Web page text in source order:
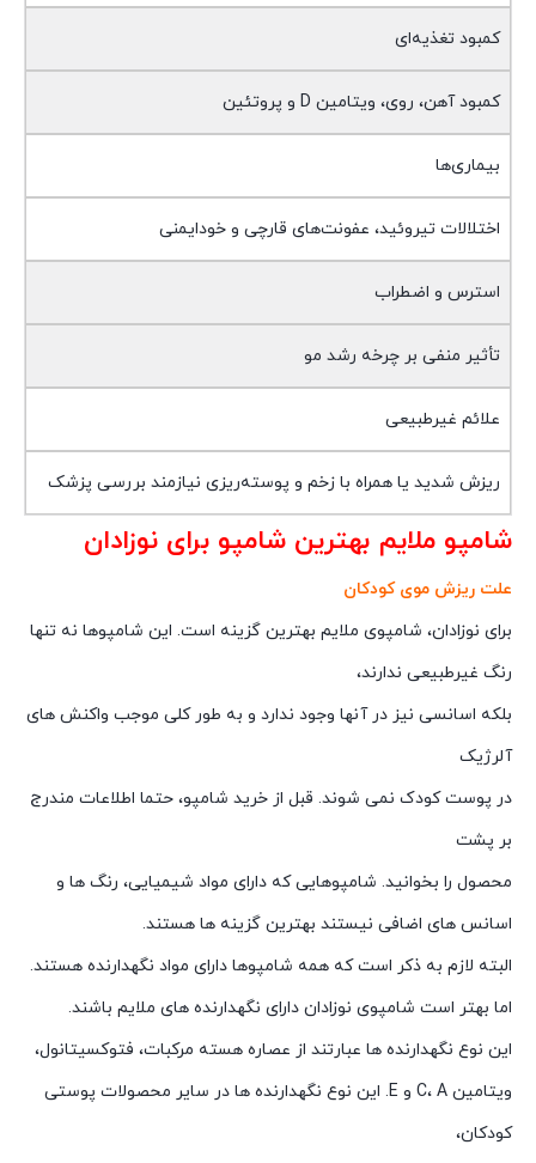
کمبود تغذیه‌ای
کمبود آهن، روی، ویتامین D و پروتئین
بیماری‌ها
اختلالات تیروئید، عفونت‌های قارچی و خودایمنی
استرس و اضطراب
تأثیر منفی بر چرخه رشد مو
علائم غیرطبیعی
ریزش شدید یا همراه با زخم و پوسته‌ریزی نیازمند بررسی پزشک
شامپو ملایم بهترین شامپو برای نوزادان
علت ریزش موی کودکان
برای نوزادان، شامپوی ملایم بهترین گزینه است. این شامپوها نه تنها
رنگ غیرطبیعی ندارند،
بلکه اسانسی نیز در آنها وجود ندارد و به طور کلی موجب واکنش های
آلرژیک
در پوست کودک نمی شوند. قبل از خرید شامپو، حتما اطلاعات مندرج
بر پشت
محصول را بخوانید. شامپوهایی که دارای مواد شیمیایی، رنگ ها و
اسانس های اضافی نیستند بهترین گزینه ها هستند.
البته لازم به ذکر است که همه شامپوها دارای مواد نگهدارنده هستند.
اما بهتر است شامپوی نوزادان دارای نگهدارنده های ملایم باشند.
این نوع نگهدارنده ها عبارتند از عصاره هسته مرکبات، فتوکسیتانول،
ویتامین C، A و E. این نوع نگهدارنده ها در سایر محصولات پوستی
کودکان،